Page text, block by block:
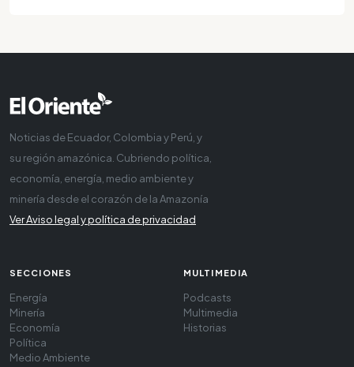
Noticias de Ecuador, Colombia y Perú, y
su región amazónica. Cubriendo política,
economía, energía, medio ambiente y
minería desde el corazón de la Amazonía
Ver Aviso legal y política de privacidad
SECCIONES
Energía
Minería
Economía
Política
Medio Ambiente
MULTIMEDIA
Podcasts
Multimedia
Historias